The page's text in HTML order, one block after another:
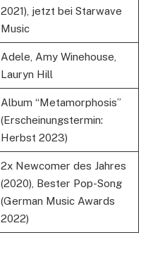
2021), jetzt bei Starwave
Music
Adele, Amy Winehouse,
Lauryn Hill
Album “Metamorphosis”
(Erscheinungstermin:
Herbst 2023)
2x Newcomer des Jahres
(2020), Bester Pop-Song
(German Music Awards
2022)